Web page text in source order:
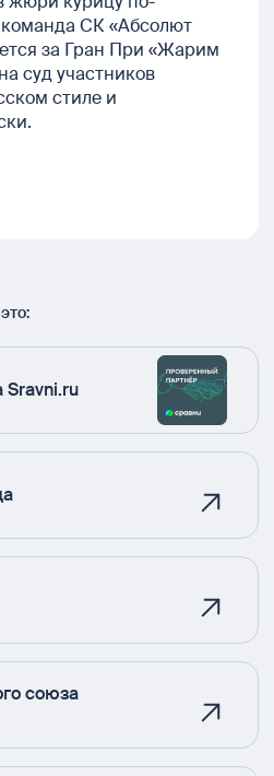
команда СК «Абсолют
за Гран При «Жарим
суд участников
стиле и
Sravni.ru
союза